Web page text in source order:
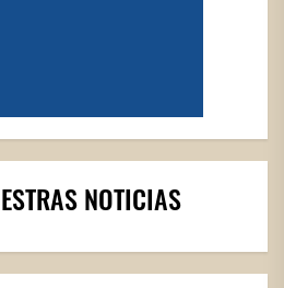
NOTICIAS